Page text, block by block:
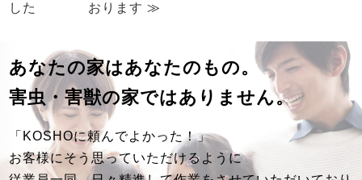
した
おります ≫
あなたの家はあなたのもの。
害虫・害獣の家ではありません。
「KOSHOに頼んでよかった！」
お客様にそう思っていただけるように